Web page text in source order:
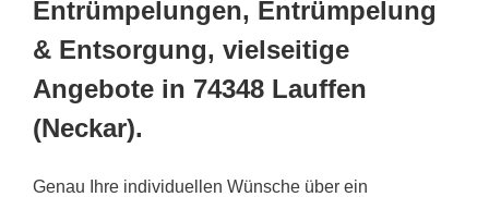
Entrümpelungen, Entrümpelung
& Entsorgung, vielseitige
Angebote in 74348 Lauffen
(Neckar).
Genau Ihre individuellen Wünsche über ein